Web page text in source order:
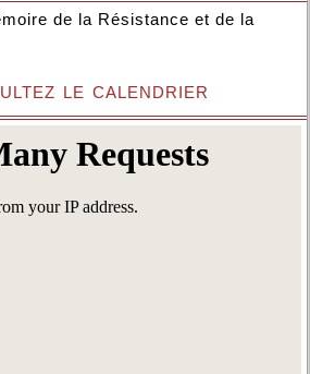
de la Résistance et de la
le calendrier